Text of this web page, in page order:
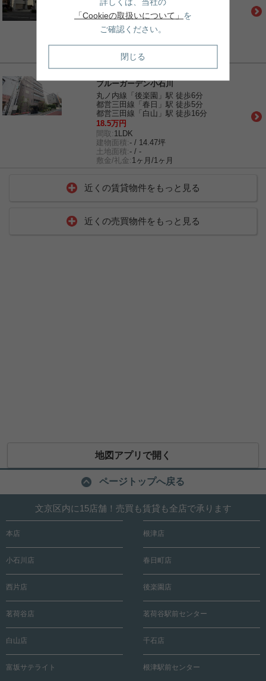
丸ノ内線「後楽園」駅 徒歩8分
22万円
間取:1LDK
土地面積:- / -
敷金/礼金: 1ヶ月/1ヶ月
賃貸｜マンション
ブルーガーデン小石川
丸ノ内線「後楽園」駅 徒歩6分
都営三田線「春日」駅 徒歩5分
都営三田線「白山」駅 徒歩16分
18.5万円
間取: 1LDK
建物面積:- / 14.47坪
土地面積:- / -
敷金/礼金: 1ヶ月/1ヶ月
近くの賃貸物件をもっと見る
近くの売買物件をもっと見る
地図アプリで開く
ページトップへ戻る
文京区内に15店舗！売買も賃貸も全店で承ります
本店 根津店
小石川店 春日町店
西片店 後楽園店
茗荷谷店 茗荷谷駅前センター
白山店 千石店
富坂サテライト 根津駅前センター
「Cookieの取扱いについて」 を
ご確認ください。
閉じる